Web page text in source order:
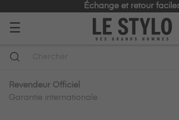
Échange et retour
Basculer
navigation
☰
Revendeur Officiel
Garantie internationale